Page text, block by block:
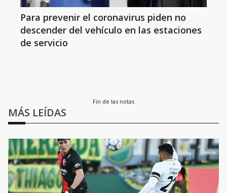
Para prevenir el coronavirus piden no
descender del vehículo en las estaciones
de servicio
Fin de las notas
MÁS LEÍDAS